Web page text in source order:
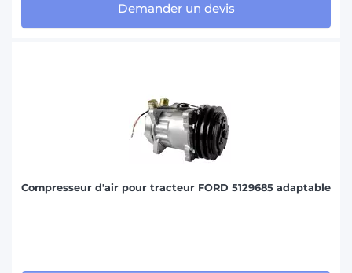
Demander un devis
Compresseur d'air pour tracteur FORD 5129685 adaptable